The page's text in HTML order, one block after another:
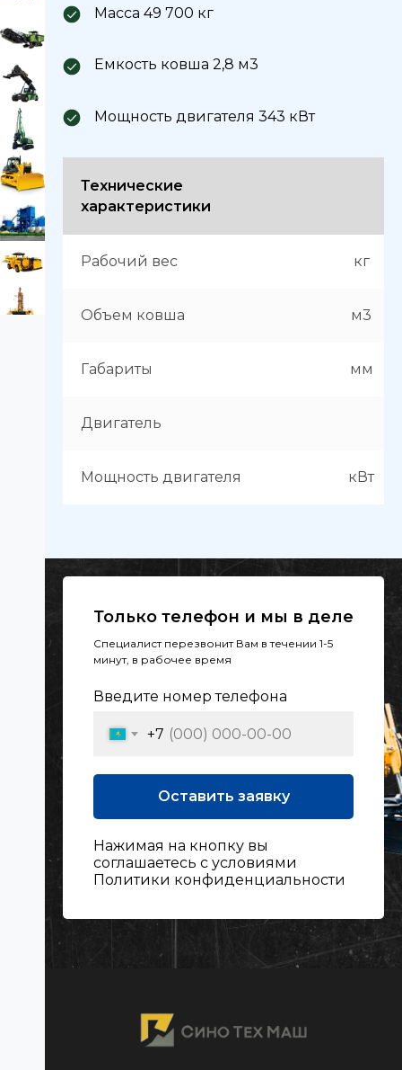
Масса 49 700 кг
Емкость ковша 2,8 м3
Мощность двигателя 343 кВт
Технические
характеристики
Рабочий вес кг
Объем ковша м3
Габариты мм
Двигатель
Мощность двигателя кВт
Только телефон и мы в деле
Специалист перезвонит Вам в течении 1-5
минут, в рабочее время
Введите номер телефона
+7
Оставить заявку
Нажимая на кнопку вы
соглашаетесь с условиями
Политики конфиденциальности